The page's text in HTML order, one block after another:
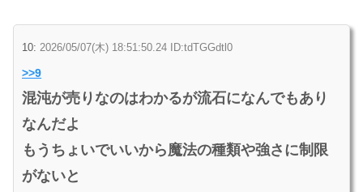
10: 2026/05/07(木) 18:51:50.24 ID:tdTGGdtl0
>>9
混沌が売りなのはわかるが流石になんでもあり
なんだよ
もうちょいでいいから魔法の種類や強さに制限
がないと